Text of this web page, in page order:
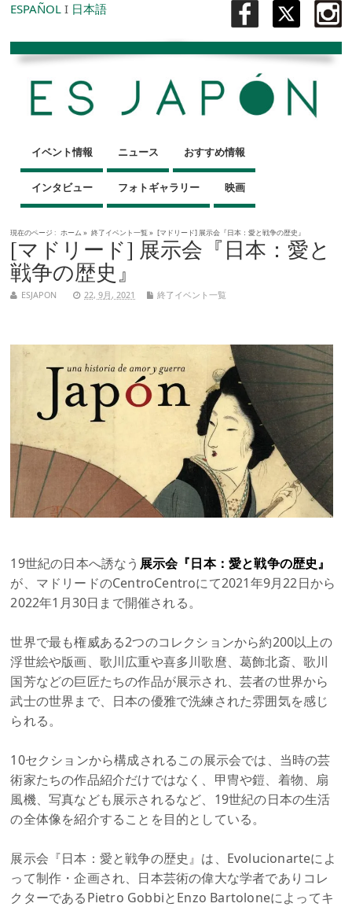
ESPAÑOL I 日本語
イベント情報 ニュース おすすめ情報
インタビュー フォトギャラリー 映画
現在のページ : ホーム » 終了イベント一覧» [マドリード] 展示会『日本：愛と戦争の歴史』
[マドリード] 展示会『日本：愛と
戦争の歴史』
ESJAPON 22, 9月, 2021 終了イベント一覧
19世紀の日本へ誘なう 展示会『日本：愛と戦争の歴史』
が、マドリードのCentroCentroにて2021年9月22日から
2022年1月30日まで開催される。
世界で最も権威ある2つのコレクションから約200以上の
浮世絵や版画、歌川広重や喜多川歌麿、葛飾北斎、歌川
国芳などの巨匠たちの作品が展示され、芸者の世界から
武士の世界まで、日本の優雅で洗練された雰囲気を感じ
られる。
10セクションから構成されるこの展示会では、当時の芸
術家たちの作品紹介だけではなく、甲冑や鎧、着物、扇
風機、写真なども展示されるなど、19世紀の日本の生活
の全体像を紹介することを目的としている。
展示会『日本：愛と戦争の歴史』は、Evolucionarteによ
って制作・企画され、日本芸術の偉大な学者でありコレ
クターであるPietro GobbiとEnzo Bartoloneによってキ